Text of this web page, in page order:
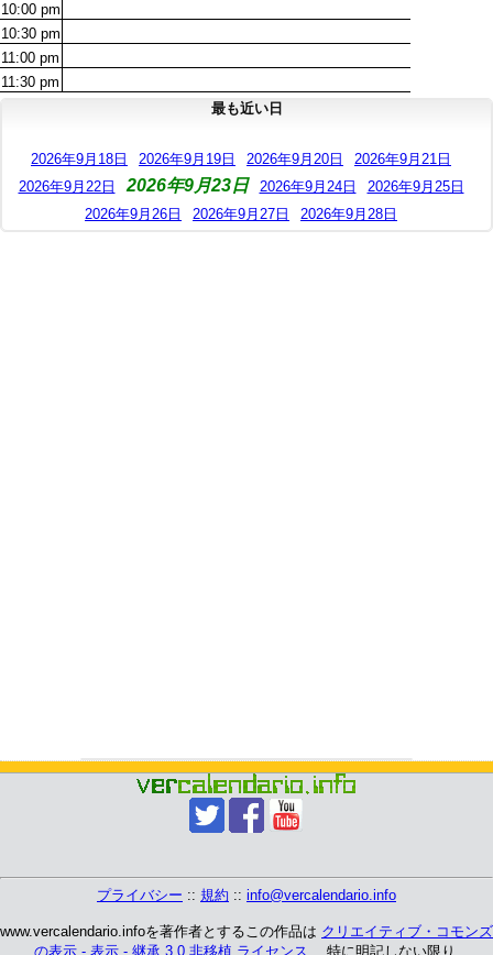
10:00 pm
10:30 pm
11:00 pm
11:30 pm
最も近い日
2026年9月18日 2026年9月19日 2026年9月20日
2026年9月21日
2026年9月22日
2026年9月23日 2026年9月24日
2026年9月25日
2026年9月26日
2026年9月27日 2026年9月28日
プライバシー :: 規約 :: info@vercalendario.info
www.vercalendario.infoを著作者とするこの作品は クリエイティブ・コモンズ
の表示 - 表示 - 継承 3.0 非移植 ライセンス 、 特に明記しない限り.